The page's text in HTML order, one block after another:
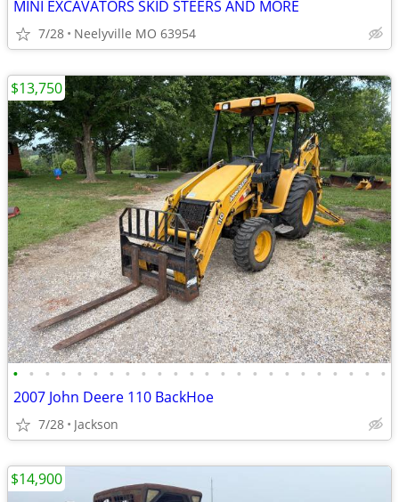
MINI EXCAVATORS SKID STEERS AND MORE
7/28 Neelyville MO 63954
• • • • • • • • • • • • • • • • • • • • • • • •
2007 John Deere 110 BackHoe
7/28 Jackson
$13,750
$14,900